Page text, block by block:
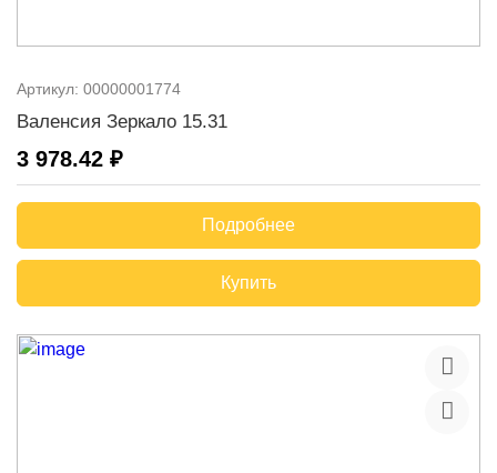
Артикул: 00000001774
Валенсия Зеркало 15.31
3 978.42 ₽
Подробнее
Купить